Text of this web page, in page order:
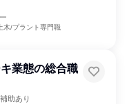
木/プラント専門職
業態の総合職
助あり